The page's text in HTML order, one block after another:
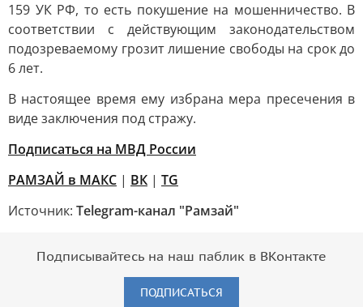
159 УК РФ, то есть покушение на мошенничество. В
соответствии с действующим законодательством
подозреваемому грозит лишение свободы на срок до
6 лет.
В настоящее время ему избрана мера пресечения в
виде заключения под стражу.
Подписаться на МВД России
РАМЗАЙ в МАКС | ВК | TG
Источник: Telegram-канал "Рамзай"
Подписывайтесь на наш паблик в ВКонтакте
ПОДПИСАТЬСЯ